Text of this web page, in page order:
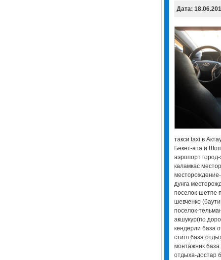
Дата:
такси taxi в
Бекет-ата и
аэропорт
каламкас
дунга
поселок-шетпе
шевченко
поселок-
акшукур(по
кендерли база
стигл база
монтажник
отдыха-достар